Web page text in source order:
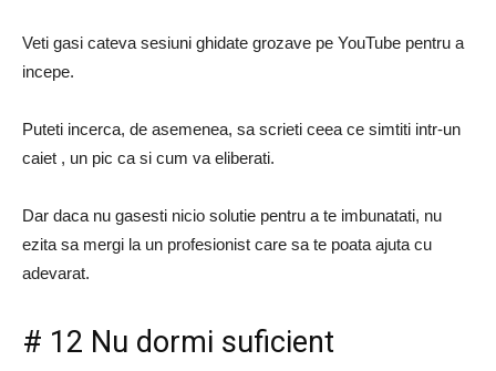
Veti gasi cateva sesiuni ghidate grozave pe YouTube pentru a
incepe.
Puteti incerca, de asemenea, sa scrieti ceea ce simtiti intr-un
caiet , un pic ca si cum va eliberati.
Dar daca nu gasesti nicio solutie pentru a te imbunatati, nu
ezita sa mergi la un profesionist care sa te poata ajuta cu
adevarat.
# 12 Nu dormi suficient